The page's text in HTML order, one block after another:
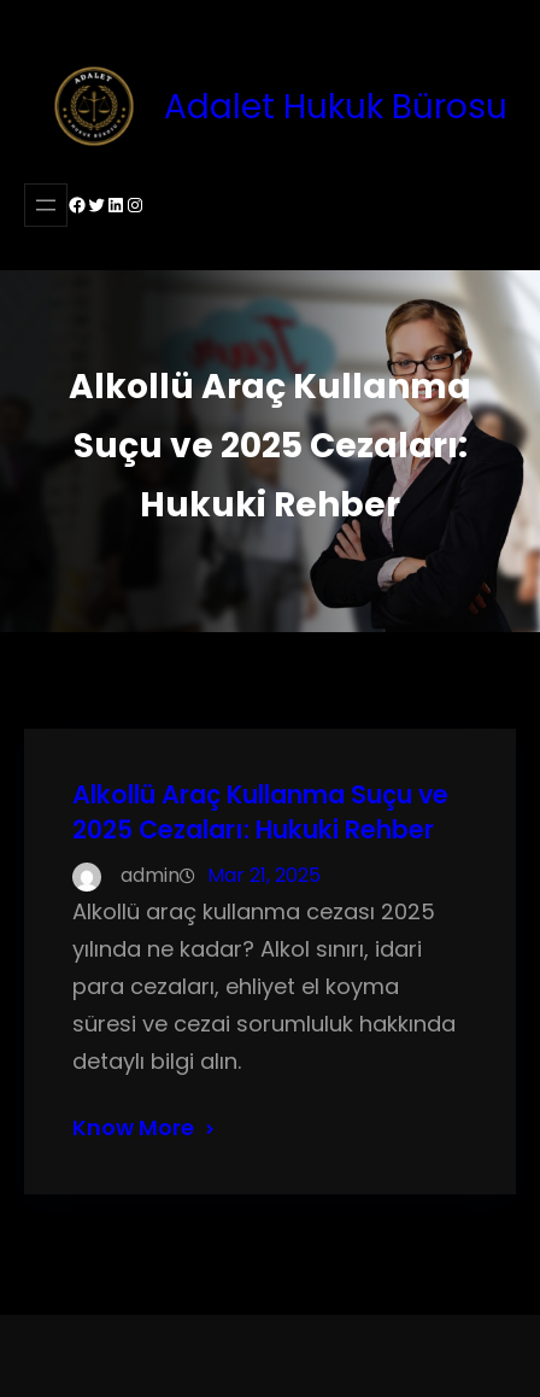
Adalet Hukuk Bürosu
Facebook
Twitter
LinkedIn
Instagram
Alkollü Araç Kullanma
Suçu ve 2025 Cezaları:
Hukuki Rehber
Alkollü Araç Kullanma Suçu ve
2025 Cezaları: Hukuki Rehber
admin Mar 21, 2025
Alkollü araç kullanma cezası 2025
yılında ne kadar? Alkol sınırı, idari
para cezaları, ehliyet el koyma
süresi ve cezai sorumluluk hakkında
detaylı bilgi alın.
Know More